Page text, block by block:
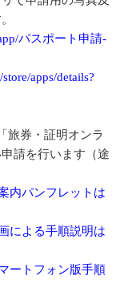
パスポート申請-
apps/details?
旅券・証明オンラ
請を行います（途
内パンフレットは
による手順説明は
ートフォン版手順